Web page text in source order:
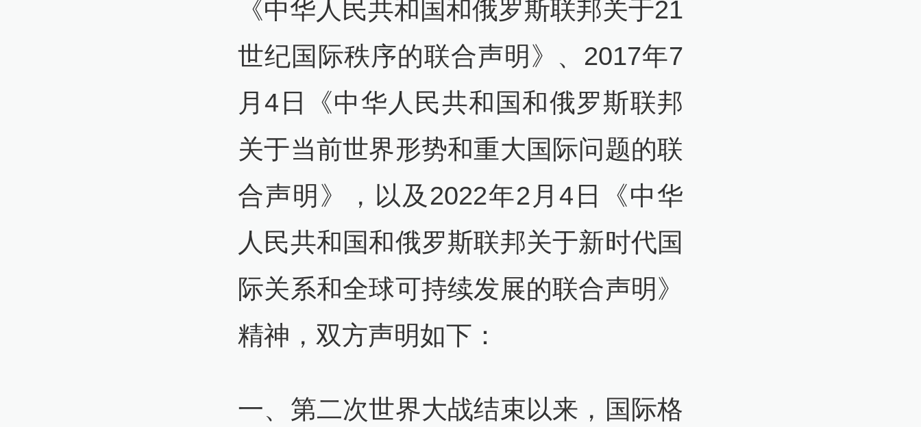
《中华人民共和国和俄罗斯联邦关于21
世纪国际秩序的联合声明》、2017年7
月4日《中华人民共和国和俄罗斯联邦
关于当前世界形势和重大国际问题的联
合声明》，以及2022年2月4日《中华
人民共和国和俄罗斯联邦关于新时代国
际关系和全球可持续发展的联合声明》
精神，双方声明如下：
一、第二次世界大战结束以来，国际格